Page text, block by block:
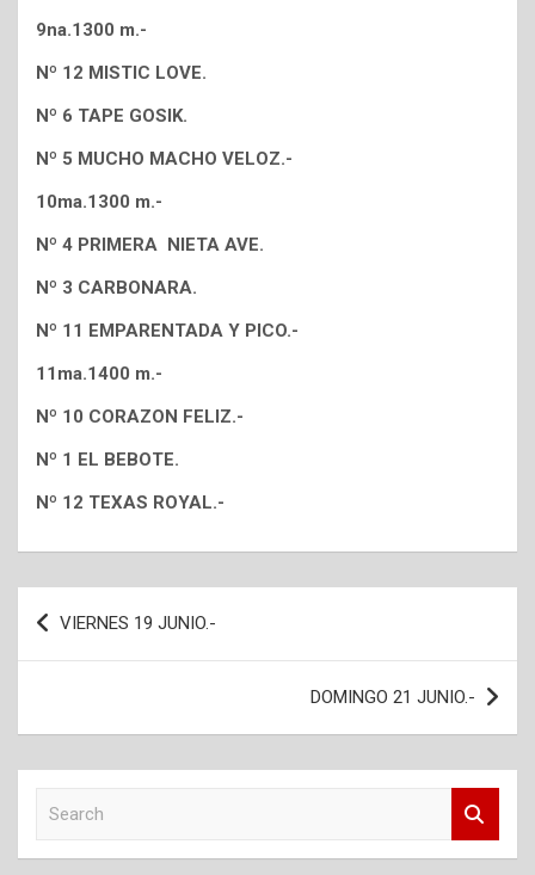
9na.1300 m.-
Nº 12 MISTIC LOVE.
Nº 6 TAPE GOSIK.
Nº 5 MUCHO MACHO VELOZ.-
10ma.1300 m.-
Nº 4 PRIMERA NIETA AVE.
Nº 3 CARBONARA.
Nº 11 EMPARENTADA Y PICO.-
11ma.1400 m.-
Nº 10 CORAZON FELIZ.-
Nº 1 EL BEBOTE.
Nº 12 TEXAS ROYAL.-
Navegación
de
VIERNES 19 JUNIO.-
DOMINGO 21 JUNIO.-